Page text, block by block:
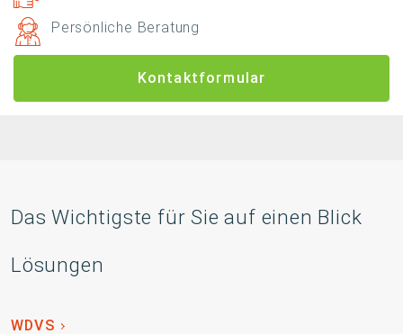
Persönliche Beratung
Kontaktformular
Das Wichtigste für Sie auf einen Blick
Lösungen
WDVS